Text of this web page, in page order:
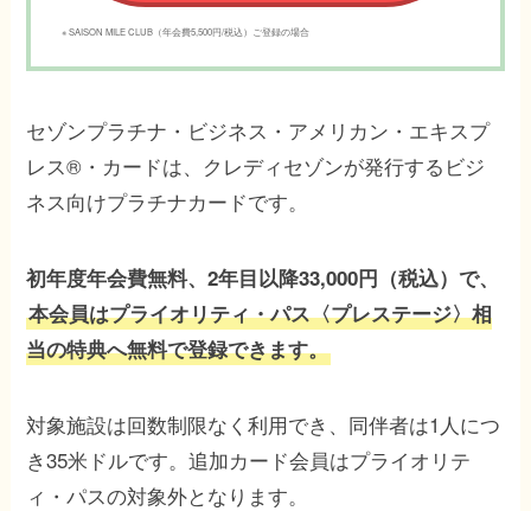
※ SAISON MILE CLUB（年会費5,500円/税込）ご登録の場合
セゾンプラチナ・ビジネス・アメリカン・エキスプ
レス®・カードは、クレディセゾンが発行するビジ
ネス向けプラチナカードです。
初年度年会費無料、2年目以降33,000円（税込）で、
本会員はプライオリティ・パス〈プレステージ〉相
当の特典へ無料で登録できます。
対象施設は回数制限なく利用でき、同伴者は1人につ
き35米ドルです。追加カード会員はプライオリテ
ィ・パスの対象外となります。